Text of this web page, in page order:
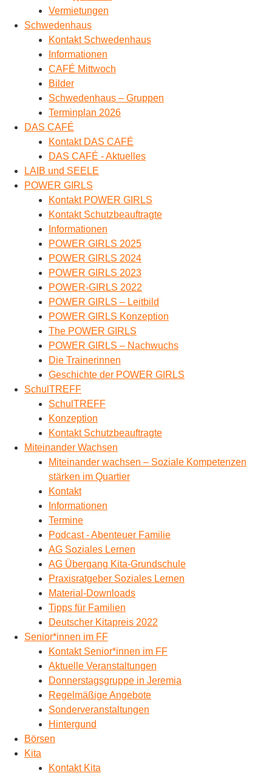
Vermietungen
Schwedenhaus
Kontakt Schwedenhaus
Informationen
CAFÉ Mittwoch
Bilder
Schwedenhaus – Gruppen
Terminplan 2026
DAS CAFÉ
Kontakt DAS CAFÉ
DAS CAFÉ - Aktuelles
LAIB und SEELE
POWER GIRLS
Kontakt POWER GIRLS
Kontakt Schutzbeauftragte
Informationen
POWER GIRLS 2025
POWER GIRLS 2024
POWER GIRLS 2023
POWER-GIRLS 2022
POWER GIRLS – Leitbild
POWER GIRLS Konzeption
The POWER GIRLS
POWER GIRLS – Nachwuchs
Die Trainerinnen
Geschichte der POWER GIRLS
SchulTREFF
SchulTREFF
Konzeption
Kontakt Schutzbeauftragte
Miteinander Wachsen
Miteinander wachsen – Soziale Kompetenzen
stärken im Quartier
Kontakt
Informationen
Termine
Podcast - Abenteuer Familie
AG Soziales Lernen
AG Übergang Kita-Grundschule
Praxisratgeber Soziales Lernen
Material-Downloads
Tipps für Familien
Deutscher Kitapreis 2022
Senior*innen im FF
Kontakt Senior*innen im FF
Aktuelle Veranstaltungen
Donnerstagsgruppe in Jeremia
Regelmäßige Angebote
Sonderveranstaltungen
Hintergund
Börsen
Kita
Kontakt Kita